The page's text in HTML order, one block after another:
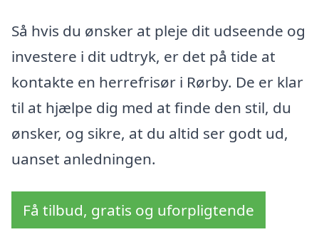
Så hvis du ønsker at pleje dit udseende og
investere i dit udtryk, er det på tide at
kontakte en herrefrisør i Rørby. De er klar
til at hjælpe dig med at finde den stil, du
ønsker, og sikre, at du altid ser godt ud,
uanset anledningen.
Få tilbud, gratis og uforpligtende